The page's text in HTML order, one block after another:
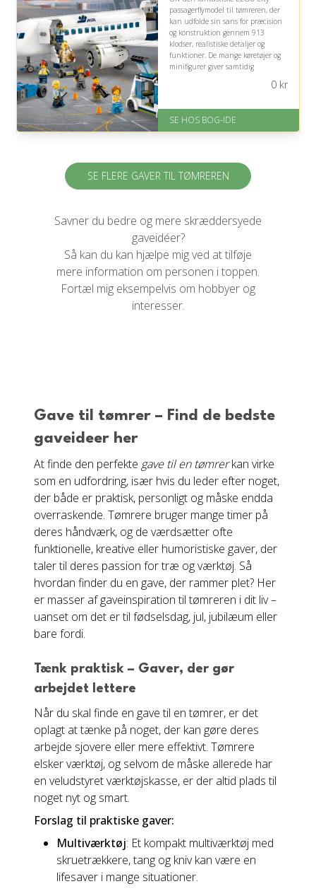
passagerflymodel til tømreren, der
kan udfolde sin sans for præcision
og konstruktion gennem 913
klodser, realistiske detaljer og
funktioner. De mange køretøjer og
minifigurer giver samtidig
På lager
Levering: 1-3 hverdage -
på 4.6 ud af 5
0kr
SE HOS BOG-IDE
SE FLERE GAVER TIL TØMREREN
Savner du bedre og mere skræddersyede
gaveidéer?
Så kan du kan hjælpe mig ved at tilføje
mere information om personen i toppen.
Fortæl mig eksempelvis om hobbyer og
interesser.
Gave til tømrer – Find de bedste
gaveideer her
At finde den perfekte gave til en tømrerkan virke
som en udfordring, især hvis du leder efter noget,
der både er praktisk, personligt og måske endda
overraskende. Tømrere bruger mange timer på
deres håndværk, og de værdsætter ofte
funktionelle, kreative eller humoristiske gaver, der
taler til deres passion for træ og værktøj. Så
hvordan finder du en gave, der rammer plet? Her
er masser af gaveinspiration til tømreren i dit liv –
uanset om det er til fødselsdag, jul, jubilæum eller
bare fordi.
Tænk praktisk – Gaver, der gør
arbejdet lettere
Når du skal finde en gave til en tømrer, er det
oplagt at tænke på noget, der kan gøre deres
arbejde sjovere eller mere effektivt. Tømrere
elsker værktøj, og selvom de måske allerede har
en veludstyret værktøjskasse, er der altid plads til
noget nyt og smart.
Forslag til praktiske gaver:
Multiværktøj: Et kompakt multiværktøj med
skruetrækkere, tang og kniv kan være en
lifesaver i mange situationer.